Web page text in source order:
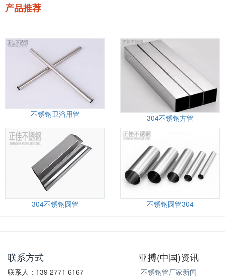
产品推荐
不锈钢卫浴用管 304不锈钢方管
304不锈钢圆管 不锈钢圆管304
联系方式
联系人：139 2771 6167
亚搏(中国)资讯
不锈钢管厂家新闻